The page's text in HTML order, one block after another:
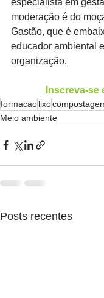
especialista em
moderação é do
Gastão, que é
educador ambiental
organização.
Inscreva-se
formacaolixo
Meio ambiente
Posts recentes